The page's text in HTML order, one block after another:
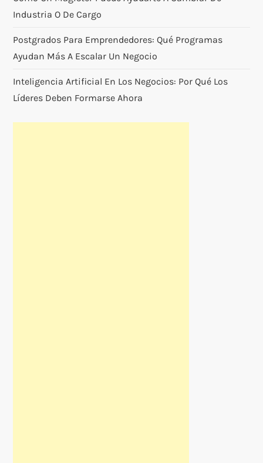
Industria O De Cargo
Postgrados Para Emprendedores: Qué Programas
Ayudan Más A Escalar Un Negocio
Inteligencia Artificial En Los Negocios: Por Qué Los
Líderes Deben Formarse Ahora